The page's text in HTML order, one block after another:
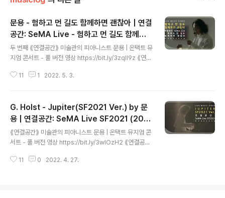
문용 - 험하고 먼 길도 함께하면 괜찮아 | 연결
공간: SeMA Live - 험하고 먼 길도 함께하
면 괜찮아(2021) 4K MV
두 번째 ⟪연결공간⟫ 미술관의 피아니스트 문용 | 온택트 뮤
지엄 콘서트 - 풀 버전 영상 https://bit.ly/3zqIl9z ⟪연결
범 스포티파이 https://spoti.fi/37pqiZs 애플뮤직 http
Ara) 영상 유영균 STUDIO2F 음향 곽동준 K SOUND
촬영 유영균, 김나눔 촬영보조 최인성 영상 재편집 문용(m
oonyong) [ 전시 ] 서울시립 북서울미술관 ⟪길은 너무나
길고 종이는 조그맣기 때문에⟫ 2021. 6.29 - 9.22 [ 공연
협력 ] 큐레이터 오연서 코디네이터 김진주, 신영철 운영
과..
11 1 2022. 5. 3.
G. Holst - Jupiter(SF2021 Ver.) by 문
용 | 연결공간: SeMA Live SF2021 (202
1)
⟪연결공간⟫ 미술관의 피아니스트 문용 | 온택트 뮤지엄 콘
서트 - 풀 버전 영상 https://bit.ly/3wlOzH2 ⟪연결공간:
i/3NDjd7I 애플뮤직 https://apple.co/38bu1tq 작곡
11 0 2022. 4. 27.